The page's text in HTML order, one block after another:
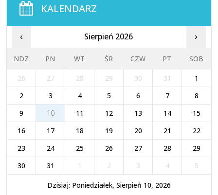
KALENDARZ
‹ Sierpień 2026 ›
NDZ PN WT ŚR CZW PT SOB
26 27 28 29 30 31
1
2
3 4 5 6 7
8
9
10 11 12 13 14
15
16
17 18 19 20 21
22
23
24 25 26 27 28
29
30
31 1 2 3 4 5
Dzisiaj: Poniedziałek, Sierpień 10, 2026